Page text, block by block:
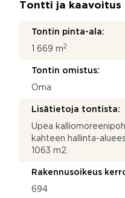
Tontti ja kaavoitus
Tontin pinta-ala:
1 669 m2
Tontin omistus:
Oma
Lisätietoja tontista:
Upea
kahteen hallinta-
1063 m2.
Rakennusoikeus
694